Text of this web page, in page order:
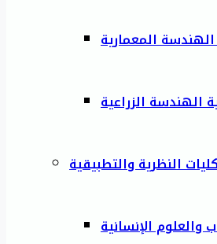
المعمارية
الهندسة الزراعية
النظرية والتطبيقية
والعلوم الإنسانية